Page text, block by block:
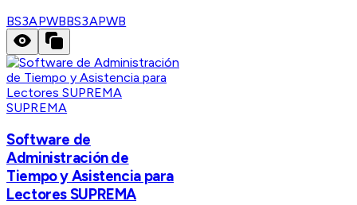
BS3APWBBS3APWB
SUPREMA
Software de
Administración de
Tiempo y Asistencia para
Lectores SUPREMA